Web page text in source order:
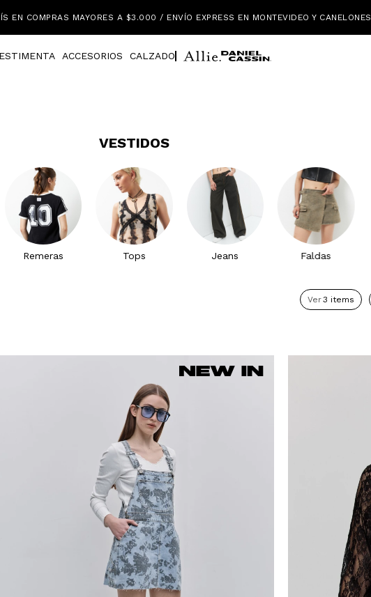
EN COMPRAS MAYORES A $3.000 / ENVÍO EXPRESS EN MONTEVIDEO Y CANELONES
ACCESORIOS CALZADO
VESTIDOS
Remeras Tops Jeans Faldas
Ver